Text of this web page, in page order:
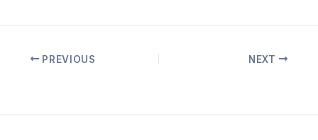
PostPREVIOUS NEXT